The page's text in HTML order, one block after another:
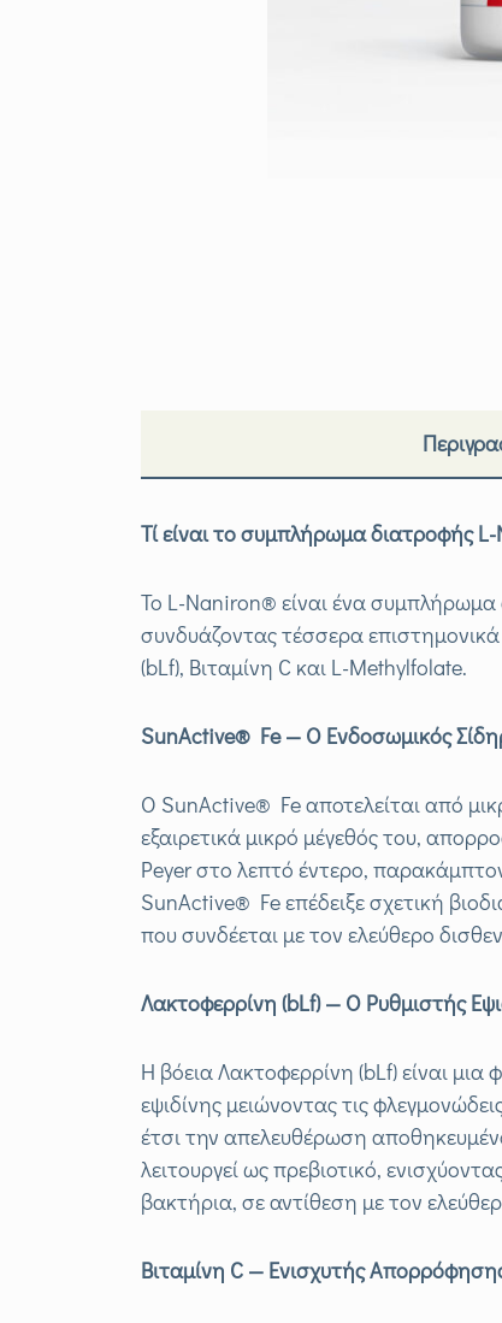
Τί είναι το συμπλήρωμα διατροφής L-
Το L-Naniron® είναι ένα συμπλήρωμα
συνδυάζοντας τέσσερα
(bLf), Βιταμίνη C και L-Methylfolate.
SunActive® Fe— Ο Ενδοσωμικός
Ο SunActive® Fe αποτελείται από
εξαιρετικά μικρό μέγεθός του,
Peyer στο λεπτό έντερο,
SunActive® Fe επέδειξε σχετική
που συνδέεται με τον ελεύθερο
Λακτοφερρίνη (bLf) — Ο Ρυθμιστής
Η βόεια Λακτοφερρίνη (bLf) είναι μια
εψιδίνης μειώνοντας τις
έτσι την απελευθέρωση
λειτουργεί ως πρεβιοτικό,
βακτήρια, σε αντίθεση με τον
Βιταμίνη C — Ενισχυτής